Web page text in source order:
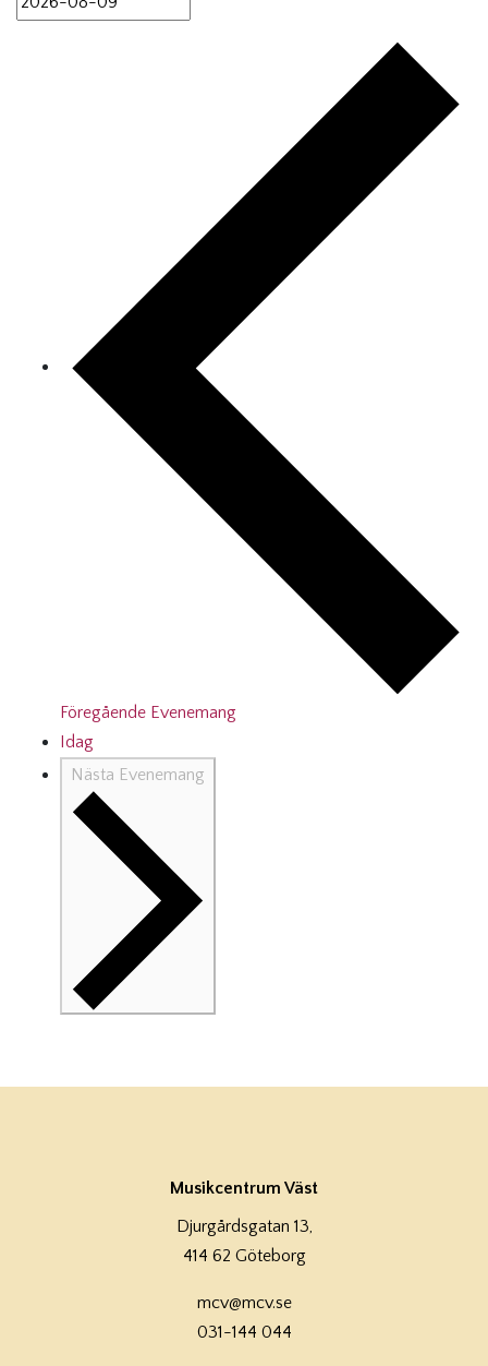
Föregående Evenemang
Idag
Nästa Evenemang
Musikcentrum Väst
Djurgårdsgatan 13,
414 62 Göteborg
mcv@mcv.se
031-144 044